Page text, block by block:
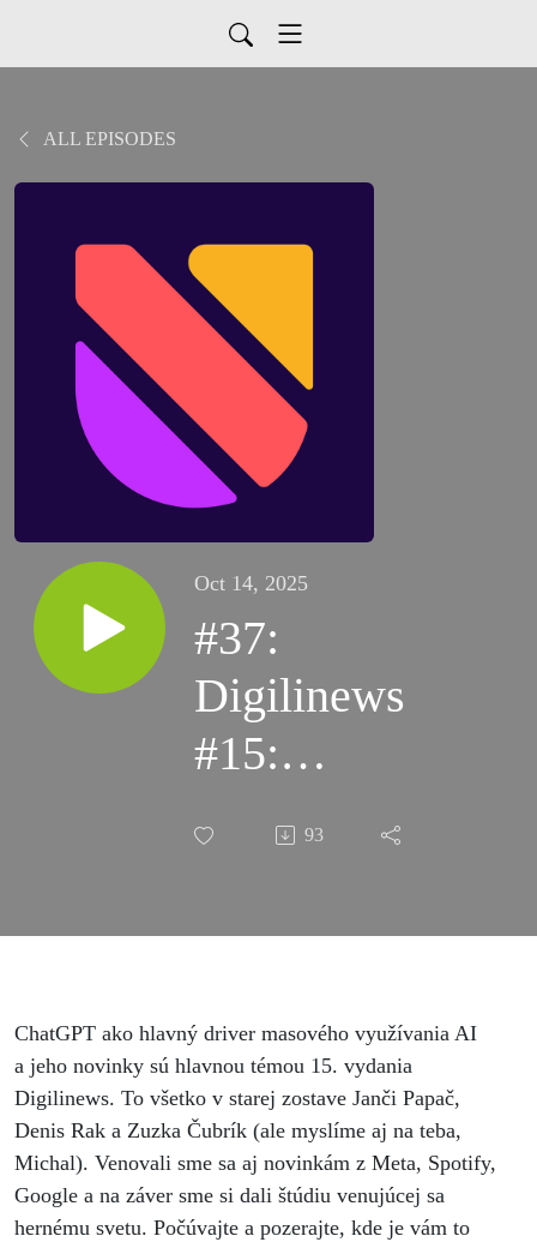
ALL EPISODES
Oct 14, 2025
#37:
Digilinews
#15:
ChatGPT
Agent Kit
TV
93
ChatGPT ako hlavný driver masového využívania AI
a jeho novinky sú hlavnou témou 15. vydania
Digilinews. To všetko v starej zostave Janči Papač,
Denis Rak a Zuzka Čubrík (ale myslíme aj na teba,
Michal). Venovali sme sa aj novinkám z Meta, Spotify,
Google a na záver sme si dali štúdiu venujúcej sa
hernému svetu. Počúvajte a pozerajte, kde je vám to